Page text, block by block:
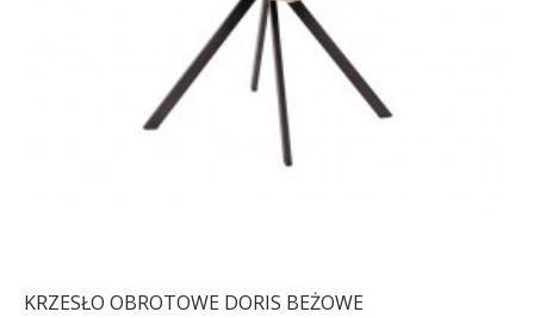
KRZESŁO OBROTOWE DORIS BEŻOWE